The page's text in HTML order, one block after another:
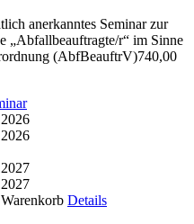
anerkanntes Seminar zur
„Abfallbeauftragte/r“ im Sinne
(AbfBeauftrV)740,00
Details